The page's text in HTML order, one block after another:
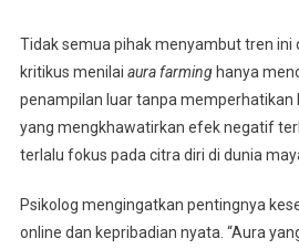
Tidak semua pihak menyambut tren ini
kritikus menilai aura farminghanya
penampilan luar tanpa memperhatikan
yang mengkhawatirkan efek negatif
terlalu fokus pada citra diri di dunia
Psikolog mengingatkan pentingnya
online dan kepribadian nyata. “Aura